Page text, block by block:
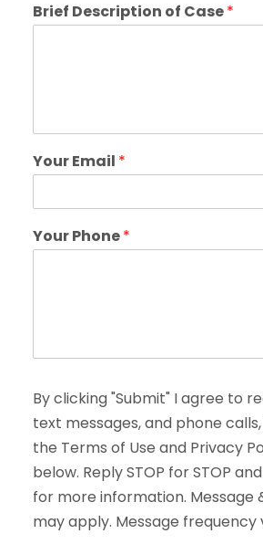
Brief Description of Case*
Your Email *
Your Phone*
By clicking "Submit" I agree to
text messages, and phone
the Terms of Use and Privacy
below. Reply STOP for STOP
for more information. Message
may apply. Message frequency